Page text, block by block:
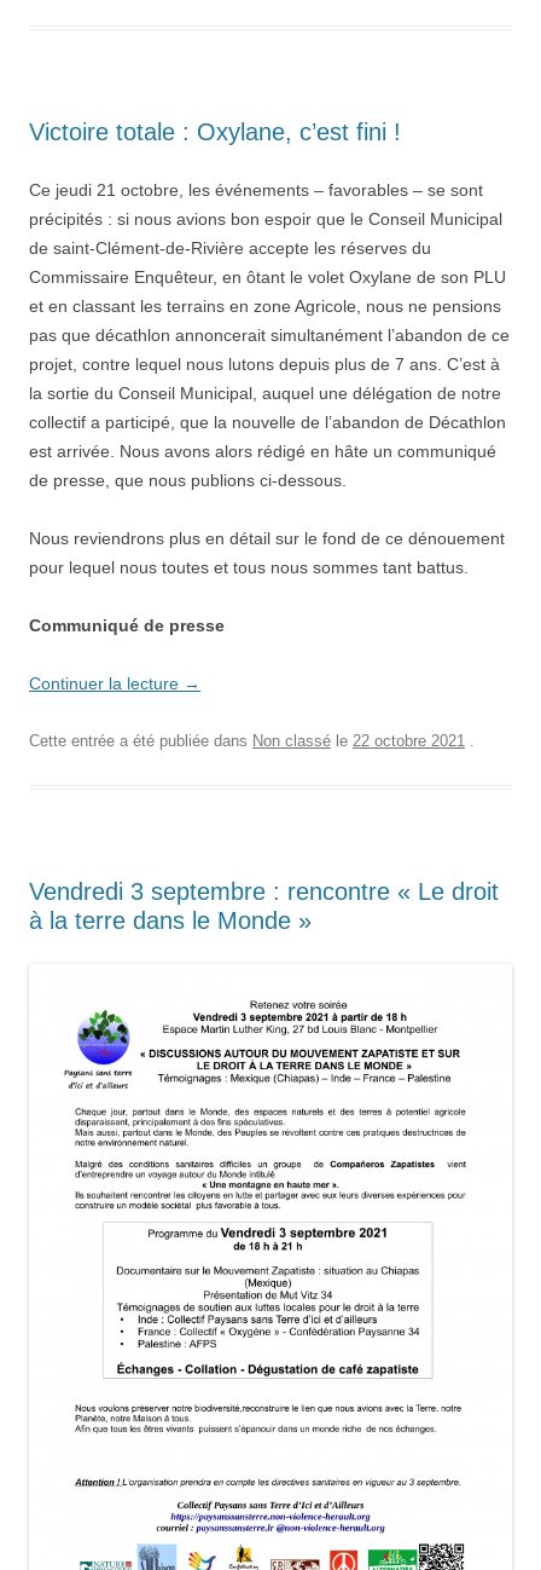
Victoire totale : Oxylane, c’est fini !
Ce jeudi 21 octobre, les événements – favorables – se sont
précipités : si nous avions bon espoir que le Conseil Municipal
de saint-Clément-de-Rivière accepte les réserves du
Commissaire Enquêteur, en ôtant le volet Oxylane de son PLU
et en classant les terrains en zone Agricole, nous ne pensions
pas que décathlon annoncerait simultanément l’abandon de ce
projet, contre lequel nous lutons depuis plus de 7 ans. C’est à
la sortie du Conseil Municipal, auquel une délégation de notre
collectif a participé, que la nouvelle de l’abandon de Décathlon
est arrivée. Nous avons alors rédigé en hâte un communiqué
de presse, que nous publions ci-dessous.
Nous reviendrons plus en détail sur le fond de ce dénouement
pour lequel nous toutes et tous nous sommes tant battus.
Communiqué de presse
Continuer la lecture →
Cette entrée a été publiée dans Non classé le 22 octobre 2021 .
Vendredi 3 septembre : rencontre « Le droit
à la terre dans le Monde »